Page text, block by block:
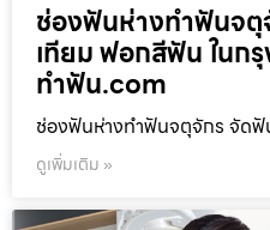
ช่องฟันห่างทำฟันจ
เทียม ฟอกสีฟัน ในก
ทำฟัน.com
ช่องฟันห่างทำฟันจตุจักร จัดฟั
ดูเพิ่มเติม »